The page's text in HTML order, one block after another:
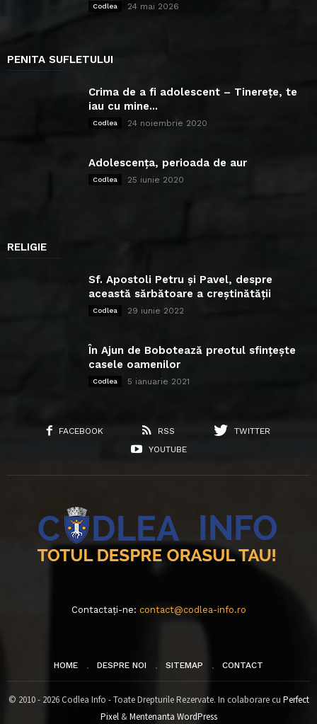
Codlea 24 mai 2026
PENITA SUFLETULUI
Crima de a fi adolescent – Tinerețe, te
iau cu mine...
Codlea 24 noiembrie 2020
Adolescența, perioada de aur
Codlea 25 iunie 2020
RELIGIE
Sf. Apostoli Petru și Pavel, despre
această sărbătoare a creștinătății
Codlea 29 iunie 2022
În Ajun de Bobotează preotul sfințește
casele oamenilor
Codlea 5 ianuarie 2021
FACEBOOK RSS
TWITTER
YOUTUBE
Contactați-ne: contact@codlea-info.ro
HOME DESPRE NOI SITEMAP CONTACT
© 2010 - 2026 Codlea Info - Toate Drepturile Rezervate. In colaborare cu Perfect
Pixel&Mentenanta WordPress